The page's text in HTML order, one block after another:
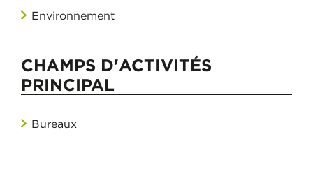
Environnement
CHAMPS D'ACTIVITÉS
PRINCIPAL
Bureaux